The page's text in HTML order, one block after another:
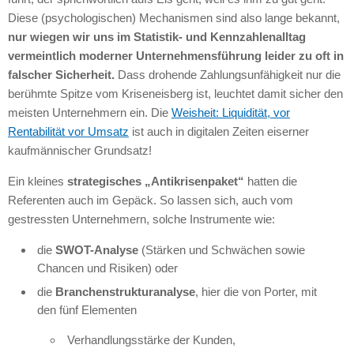
Diese (psychologischen) Mechanismen sind also lange bekannt,
nur wiegen wir uns im Statistik- und Kennzahlenalltag
vermeintlich moderner Unternehmensführung leider zu oft in
falscher Sicherheit. Dass drohende Zahlungsunfähigkeit nur die
berühmte Spitze vom Kriseneisberg ist, leuchtet damit sicher den
meisten Unternehmern ein. Die Weisheit: Liquidität, vor
Rentabilität vor Umsatz ist auch in digitalen Zeiten eiserner
kaufmännischer Grundsatz!
Ein kleines strategisches „Antikrisenpaket“ hatten die
Referenten auch im Gepäck. So lassen sich, auch vom
gestressten Unternehmern, solche Instrumente wie:
dieSWOT-Analyse (Stärken und Schwächen sowie
Chancen und Risiken) oder
die Branchenstrukturanalyse, hier die von Porter, mit
den fünf Elementen
Verhandlungsstärke der Kunden,